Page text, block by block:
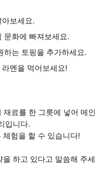
보세요.
문화에 빠져보세요.
하는 토핑을 추가하세요.
멘을 먹어보세요!
료를 한 그릇에 넣어 메인
입니다.
험을 할 수 있습니다!
하고 있다고 말씀해 주세